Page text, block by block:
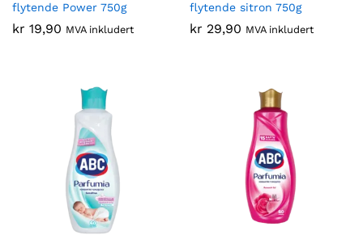
flytende Power 750g
kr 19,90 MVA inkludert
flytende sitron 750g
kr 29,90 MVA inkludert